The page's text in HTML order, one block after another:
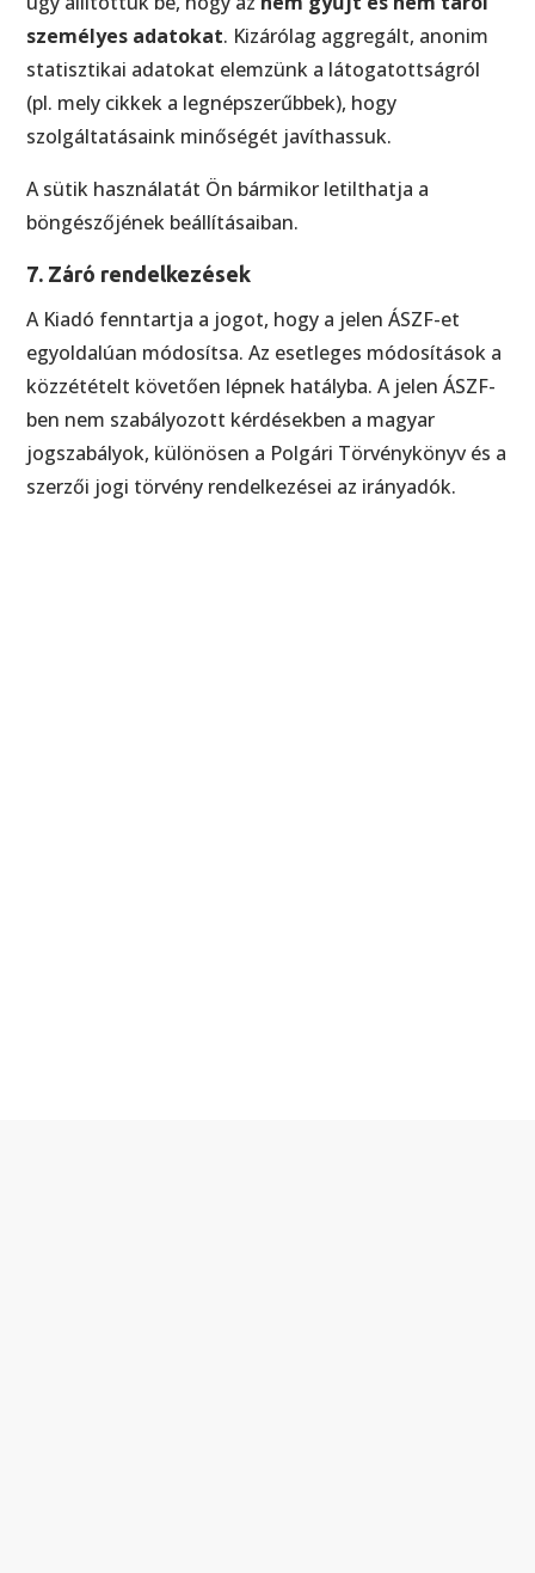
személyes adatokat. Kizárólag aggregált, anonim
statisztikai adatokat elemzünk a látogatottságról
(pl. mely cikkek a legnépszerűbbek), hogy
szolgáltatásaink minőségét javíthassuk.
A sütik használatát Ön bármikor letilthatja a
böngészőjének beállításaiban.
7. Záró rendelkezések
A Kiadó fenntartja a jogot, hogy a jelen ÁSZF-et
egyoldalúan módosítsa. Az esetleges módosítások a
közzétételt követően lépnek hatályba. A jelen ÁSZF-
ben nem szabályozott kérdésekben a magyar
jogszabályok, különösen a Polgári Törvénykönyv és a
szerzői jogi törvény rendelkezései az irányadók.